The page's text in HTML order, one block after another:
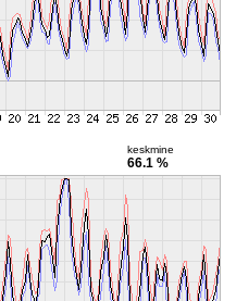
keskmine
66.1 %